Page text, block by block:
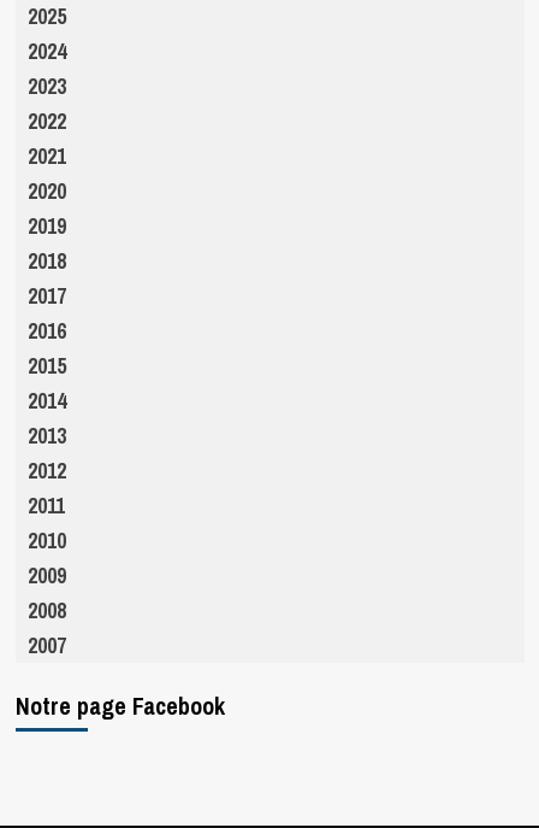
2025
2024
2023
2022
2021
2020
2019
2018
2017
2016
2015
2014
2013
2012
2011
2010
2009
2008
2007
Notre page Facebook